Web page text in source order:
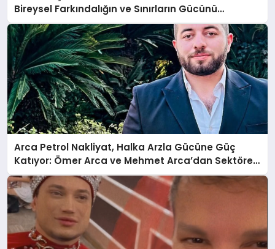
Bireysel Farkındalığın ve Sınırların Gücünü
Anlatıyor
Arca Petrol Nakliyat, Halka Arzla Gücüne Güç
Katıyor: Ömer Arca ve Mehmet Arca’dan Sektöre
Güçlü Yatırım